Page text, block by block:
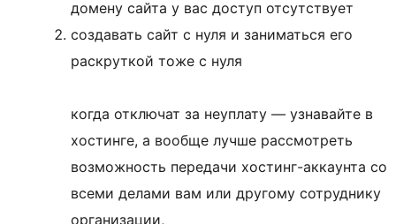
домену сайта у вас доступ отсутствует
создавать сайт с нуля и заниматься его
раскруткой тоже с нуля
когда отключат за неуплату — узнавайте в
хостинге, а вообще лучше рассмотреть
возможность передачи хостинг-аккаунта со
всеми делами вам или другому сотруднику
организации,